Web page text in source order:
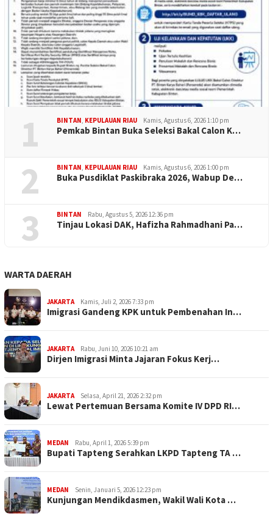
1 BINTAN, KEPULAUAN RIAU Kamis, Agustus 6, 2026 1:10 pm
Pemkab Bintan Buka Seleksi Bakal Calon K…
2 BINTAN, KEPULAUAN RIAU Kamis, Agustus 6, 2026 1:00 pm
Buka Pusdiklat Paskibraka 2026, Wabup De…
3 BINTAN Rabu, Agustus 5, 2026 12:36 pm
Tinjau Lokasi DAK, Hafizha Rahmadhani Pa…
WARTA DAERAH
JAKARTA Kamis, Juli 2, 2026 7:33 pm
Imigrasi Gandeng KPK untuk Pembenahan In…
JAKARTA Rabu, Juni 10, 2026 10:21 am
Dirjen Imigrasi Minta Jajaran Fokus Kerj…
JAKARTA Selasa, April 21, 2026 2:32 pm
Lewat Pertemuan Bersama Komite IV DPD RI…
MEDAN Rabu, April 1, 2026 5:39 pm
Bupati Tapteng Serahkan LKPD Tapteng TA …
MEDAN Senin, Januari 5, 2026 12:23 pm
Kunjungan Mendikdasmen, Wakil Wali Kota …